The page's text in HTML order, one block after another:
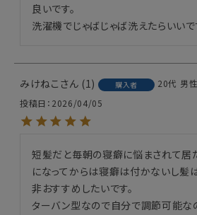
良いです。
洗濯機でじゃばじゃば洗えたらいいで
みけねこ 1 購入者 20代 男性
投稿日
2026/04/05
短髪だと毎朝の寝癖に悩まされて居
になってからは寝癖は付かないし髪
非おすすめしたいです。
ターバン型なので自分で調節可能な